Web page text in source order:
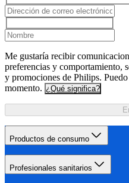
Me gustaría recibir
preferencias y comportamiento,
y promociones de Philips.
momento. ¿Qué significa?
Productos de consumo
Profesionales sanitarios